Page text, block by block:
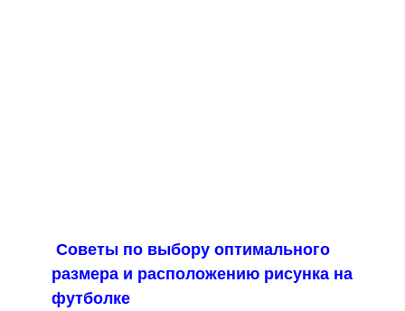
Советы по выбору оптимального
размера и расположению рисунка на
футболке